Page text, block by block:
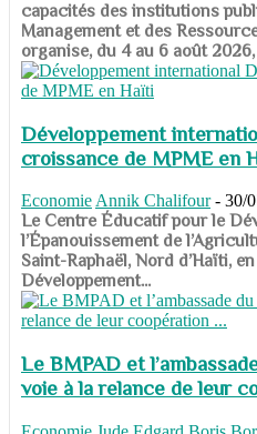
capacités des institutions
Management et des
organise, du 4 au 6 août
Développement
croissance de MPME en
Economie Annik Chalifour - 30/
​​​​​​​Le Centre Éducatif pour le
l’Épanouissement de
Saint-Raphaël, Nord d’Haïti,
Développement...
Le BMPAD et
voie à la relance de leur